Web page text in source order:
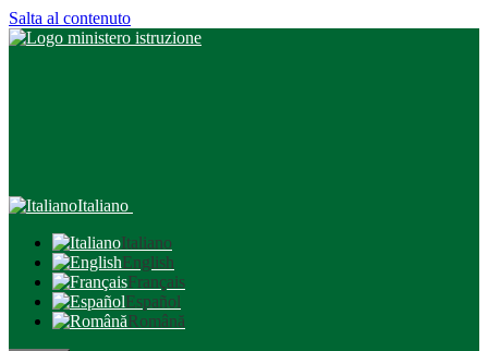
Salta al contenuto
Italiano
Italiano
English
Français
Español
Română